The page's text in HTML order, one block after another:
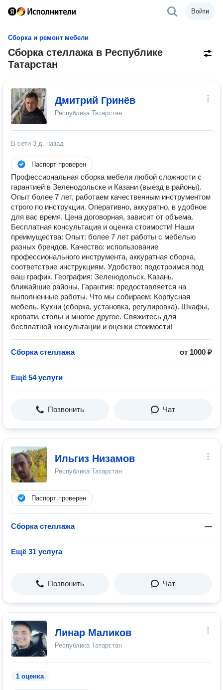
Войти
Сборка и ремонт мебели
Сборка стеллажа в Республике
Татарстан
Дмитрий Гринёв
Республика Татарстан
В сети 3 д. назад
Паспорт проверен
Профессиональная сборка мебели любой сложности с
гарантией в Зеленодольске и Казани (выезд в районы).
Опыт более 7 лет, работаем качественным инструментом
строго по инструкции. Оперативно, аккуратно, в удобное
для вас время. Цена договорная, зависит от объема.
Бесплатная консультация и оценка стоимости! Наши
преимущества: Опыт: более 7 лет работы с мебелью
разных брендов. Качество: использование
профессионального инструмента, аккуратная сборка,
соответствие инструкциям. Удобство: подстроимся под
ваш график. География: Зеленодольск, Казань,
ближайшие районы. Гарантия: предоставляется на
выполненные работы. Что мы собираем: Корпусная
мебель. Кухни (сборка, установка, регулировка). Шкафы,
кровати, столы и многое другое. Свяжитесь для
бесплатной консультации и оценки стоимости!
Сборка стеллажа от 1000 ₽
Ещё 54 услуги
Позвонить Чат
Ильгиз Низамов
Республика Татарстан
Паспорт проверен
Сборка стеллажа —
Ещё 31 услуга
Позвонить Чат
Линар Маликов
Республика Татарстан
1 оценка